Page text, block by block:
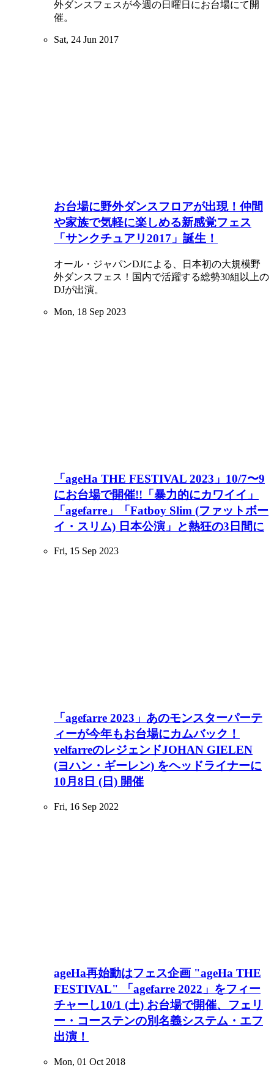
外ダンスフェスが今週の日曜日にお台場にて開
催。
Sat, 24 Jun 2017
お台場に野外ダンスフロアが出現！仲間
や家族で気軽に楽しめる新感覚フェス
「サンクチュアリ2017」誕生！
オール・ジャパンDJによる、日本初の大規模野
外ダンスフェス！国内で活躍する総勢30組以上の
DJが出演。
Mon, 18 Sep 2023
「ageHa THE FESTIVAL 2023」10/7〜9
にお台場で開催!!「暴力的にカワイイ」
「agefarre」「Fatboy Slim (ファットボー
イ・スリム) 日本公演」と熱狂の3日間に
Fri, 15 Sep 2023
「agefarre 2023」あのモンスターパーテ
ィーが今年もお台場にカムバック！
velfarreのレジェンドJOHAN GIELEN
(ヨハン・ギーレン) をヘッドライナーに
10月8日 (日) 開催
Fri, 16 Sep 2022
ageHa再始動はフェス企画 "ageHa THE
FESTIVAL" 「agefarre 2022」をフィー
チャーし10/1 (土) お台場で開催、フェリ
ー・コーステンの別名義システム・エフ
出演！
Mon, 01 Oct 2018